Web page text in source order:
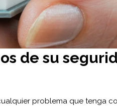
de su
problema que tenga